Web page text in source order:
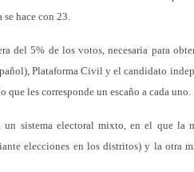
se hace con 23.
del 5% de los votos, necesaria para
Plataforma Civil y el candidato
les corresponde un escaño a cada uno.
un sistema electoral mixto, en el que la
elecciones en los distritos) y la otra